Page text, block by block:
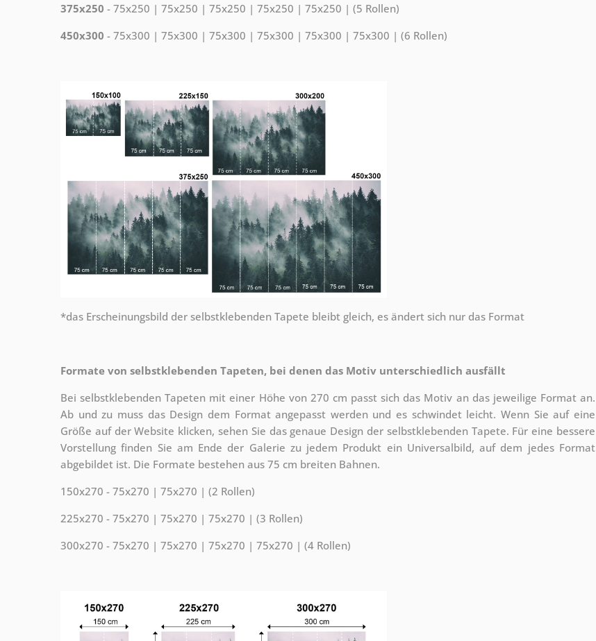
375x250 - 75x250 | 75x250 | 75x250 | 75x250 | 75x250 | (5 Rollen)
450x300 - 75x300 | 75x300 | 75x300 | 75x300 | 75x300 | 75x300 | (6 Rollen)
*das Erscheinungsbild der selbstklebenden Tapete bleibt gleich, es ändert sich nur das Format
Formate von selbstklebenden Tapeten, bei denen das Motiv unterschiedlich ausfällt
Bei selbstklebenden Tapeten mit einer Höhe von 270 cm passt sich das Motiv an das jeweilige Format an.
Ab und zu muss das Design dem Format angepasst werden und es schwindet leicht. Wenn Sie auf eine
Größe auf der Website klicken, sehen Sie das genaue Design der selbstklebenden Tapete. Für eine bessere
Vorstellung finden Sie am Ende der Galerie zu jedem Produkt ein Universalbild, auf dem jedes Format
abgebildet ist. Die Formate bestehen aus 75 cm breiten Bahnen.
150x270 - 75x270 | 75x270 | (2 Rollen)
225x270 - 75x270 | 75x270 | 75x270 | (3 Rollen)
300x270 - 75x270 | 75x270 | 75x270 | 75x270 | (4 Rollen)